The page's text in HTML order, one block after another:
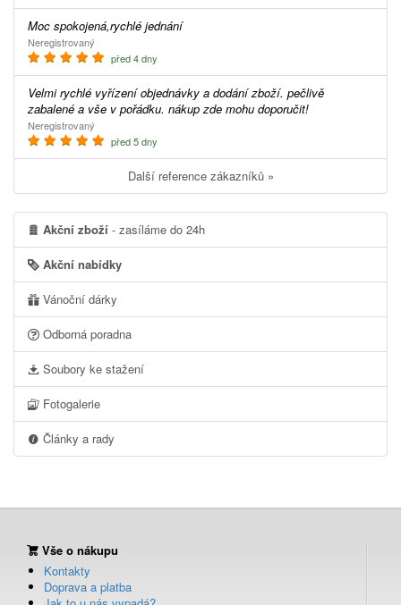
Moc spokojená,rychlé jednání
Neregistrovaný
před 4 dny
Velmi rychlé vyřízení objednávky a dodání zboží. pečlivě
zabalené a vše v pořádku. nákup zde mohu doporučit!
Neregistrovaný
před 5 dny
Další reference zákazníků »
Akční zboží - zasíláme do 24h
Akční nabídky
Vánoční dárky
Odborná poradna
Soubory ke stažení
Fotogalerie
Články a rady
Vše o nákupu
Kontakty
Doprava a platba